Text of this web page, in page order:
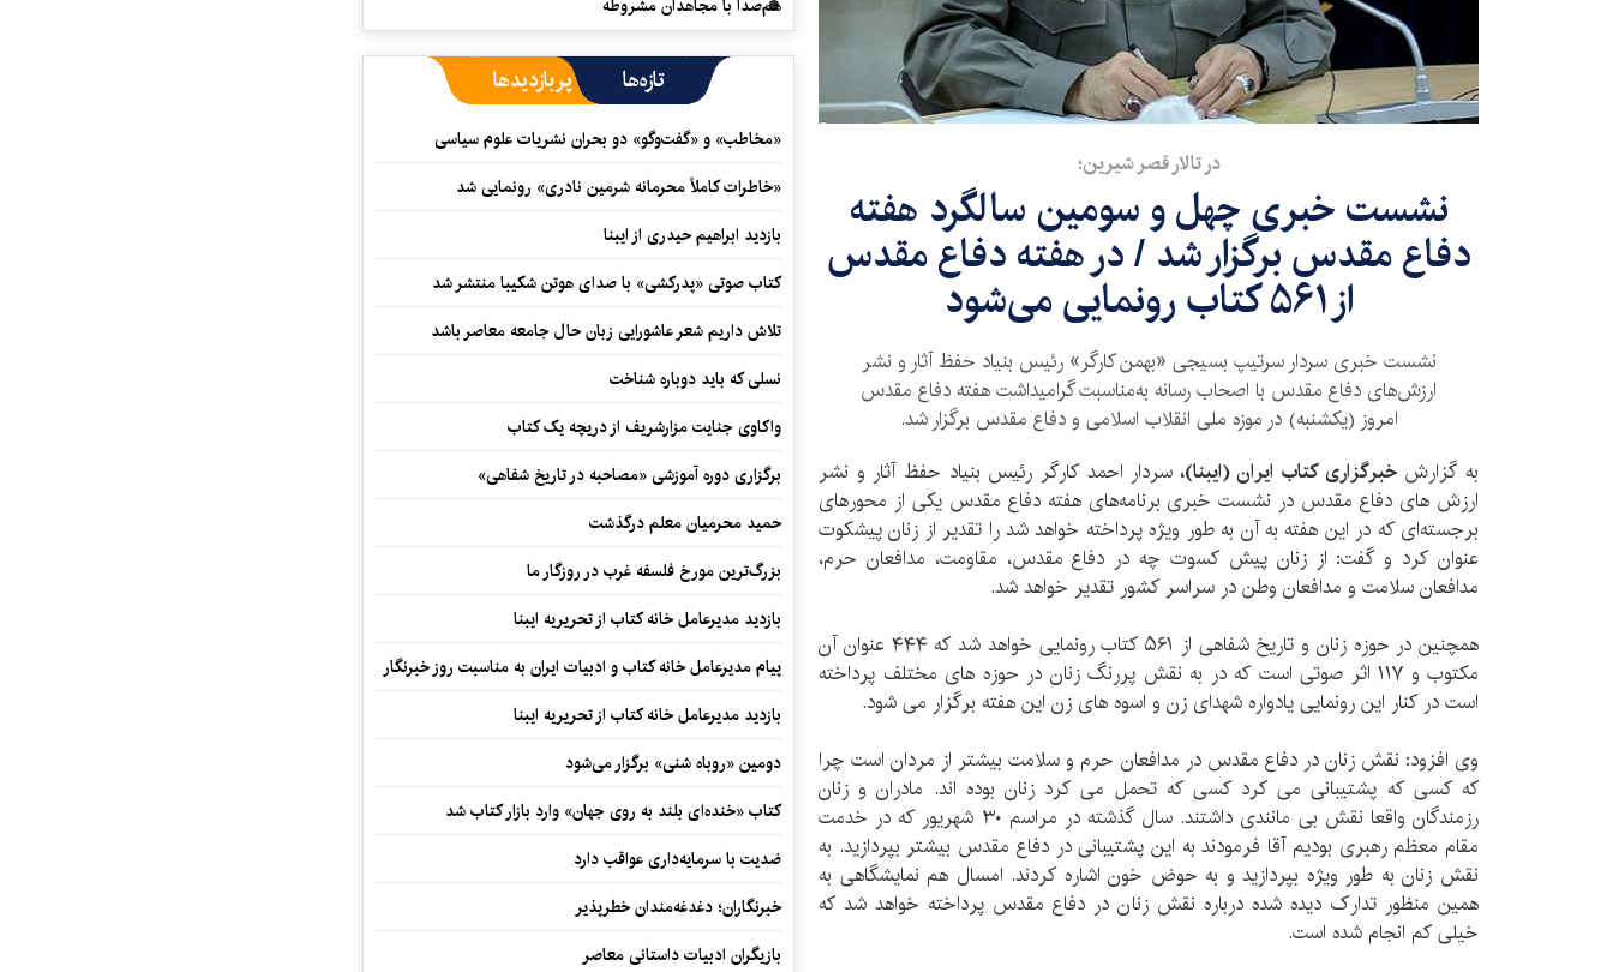
در تالار قصر شیرین؛
نشست خبری چهل و سومین سالگرد هفته
دفاع مقدس برگزار شد / در هفته دفاع مقدس
از ۵۶۱ کتاب رونمایی می‌شود
نشست خبری سردار سرتیپ بسیجی «بهمن کارگر» رئیس بنیاد حفظ آثار و نشر
ارزش‌های دفاع مقدس با اصحاب رسانه به‌مناسبت گرامیداشت هفته دفاع مقدس
امروز (یکشنبه) در موزه ملی انقلاب اسلامی و دفاع مقدس برگزار شد.
به گزارشخبرگزاری کتاب ایران (ایبنا)،‌ سردار احمد کارگر رئیس بنیاد حفظ آثار و نشر
ارزش های دفاع مقدس در نشست خبری برنامه‌های هفته دفاع مقدس یکی از محورهای
برجسته‌ای که در این هفته به آن به طور ویژه پرداخته خواهد شد را تقدیر از زنان پیشکوت
عنوان کرد و گفت: از زنان پیش کسوت چه در دفاع مقدس، مقاومت، مدافعان حرم،
مدافعان سلامت و مدافعان وطن در سراسر کشور تقدیر خواهد شد.
همچنین در حوزه زنان و تاریخ شفاهی از ۵۶۱ کتاب رونمایی خواهد شد که ۴۴۴ عنوان آن
مکتوب و ۱۱۷ اثر صوتی است که در به نقش پررنگ زنان در حوزه های مختلف پرداخته
است در کنار این رونمایی یادواره شهدای زن و اسوه های زن این هفته برگزار می شود.
وی افزود: نقش زنان در دفاع مقدس در مدافعان حرم و سلامت بیشتر از مردان است چرا
که کسی که پشتیبانی می کرد کسی که تحمل می کرد زنان بوده اند. مادران و زنان
رزمندگان واقعا نقش بی مانندی داشتند. سال گذشته در مراسم ۳۰ شهریور که در خدمت
مقام معظم رهبری بودیم آقا فرمودند به این پشتیبانی در دفاع مقدس بیشتر بپردازید. به
نقش زنان به طور ویژه بپردازید و به حوض خون اشاره کردند. امسال هم نمایشگاهی به
همین منظور تدارک دیده شده درباره نقش زنان در دفاع مقدس پرداخته خواهد شد که
خیلی کم انجام شده است.
هم‌صدا با مجاهدان مشروطه
تازه‌ها پربازدیدها
«مخاطب» و «گفت‌وگو» دو بحران نشریات علوم سیاسی
«خاطرات کاملاً محرمانه شرمین نادری» رونمایی شد
بازدید ابراهیم حیدری از ایبنا
کتاب صوتی «پدرکشی» با صدای هوتن شکیبا منتشر شد
تلاش داریم شعر عاشورایی زبان حال جامعه معاصر باشد
نسلی که باید دوباره شناخت
واکاوی جنایت مزارشریف از دریچه یک کتاب
برگزاری دوره آموزشی «مصاحبه در تاریخ شفاهی»
حمید محرمیان معلم درگذشت
بزرگ‌ترین مورخ فلسفه غرب در روزگار ما
بازدید مدیرعامل خانه کتاب از تحریریه ایبنا
پیام مدیرعامل خانه کتاب و ادبیات ایران به مناسبت روز خبرنگار
بازدید مدیرعامل خانه کتاب از تحریریه ایبنا
دومین «روباه شنی» برگزار می‌شود
کتاب «خنده‌ای بلند به روی جهان» وارد بازار کتاب شد
ضدیت با سرمایه‌داری عواقب دارد
خبرنگاران؛ دغدغه‌مندان خطرپذیر
بازیگران ادبیات داستانی معاصر